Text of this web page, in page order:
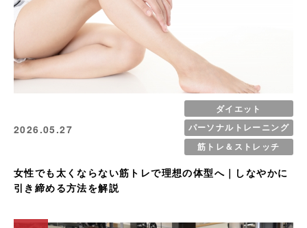
2026.05.27
ダイエット
パーソナルトレーニング
筋トレ＆ストレッチ
女性でも太くならない筋トレで理想の体型へ｜しなやかに
引き締める方法を解説